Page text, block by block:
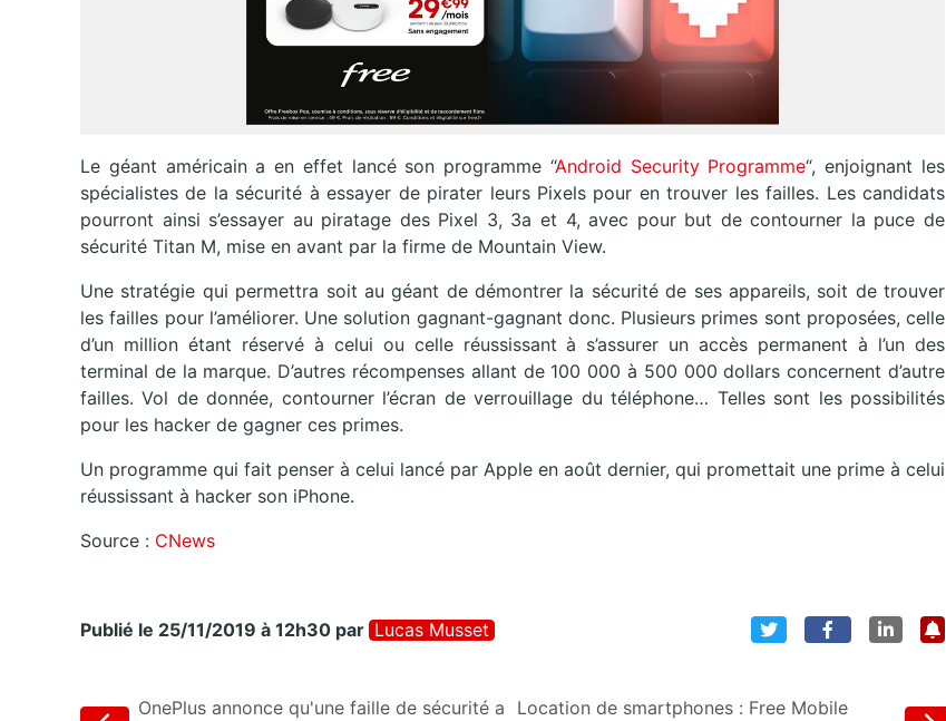
Le géant américain a en effet lancé son programme “Android Security Programme“, enjoignant les
spécialistes de la sécurité à essayer de pirater leurs Pixels pour en trouver les failles. Les candidats
pourront ainsi s’essayer au piratage des Pixel 3, 3a et 4, avec pour but de contourner la puce de
sécurité Titan M, mise en avant par la firme de Mountain View.
Une stratégie qui permettra soit au géant de démontrer la sécurité de ses appareils, soit de trouver
les failles pour l’améliorer. Une solution gagnant-gagnant donc. Plusieurs primes sont proposées, celle
d’un million étant réservé à celui ou celle réussissant à s’assurer un accès permanent à l’un des
terminal de la marque. D’autres récompenses allant de 100 000 à 500 000 dollars concernent d’autre
failles. Vol de donnée, contourner l’écran de verrouillage du téléphone… Telles sont les possibilités
pour les hacker de gagner ces primes.
Un programme qui fait penser à celui lancé par Apple en août dernier, qui promettait une prime à celui
réussissant à hacker son iPhone.
Source : CNews
Publié le 25/11/2019 à 12h30 par Lucas Musset
OnePlus annonce qu'une faille de sécurité a
Location de smartphones : Free Mobile